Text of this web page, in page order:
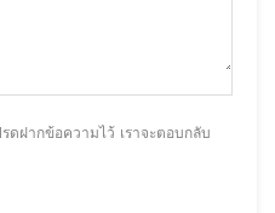
ฝากข้อความไว้ เราจะตอบกลับ